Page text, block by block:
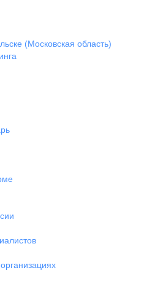
(Московская область)